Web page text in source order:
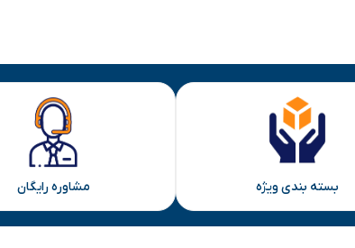
بسته بندی ویژه مشاوره رایگان